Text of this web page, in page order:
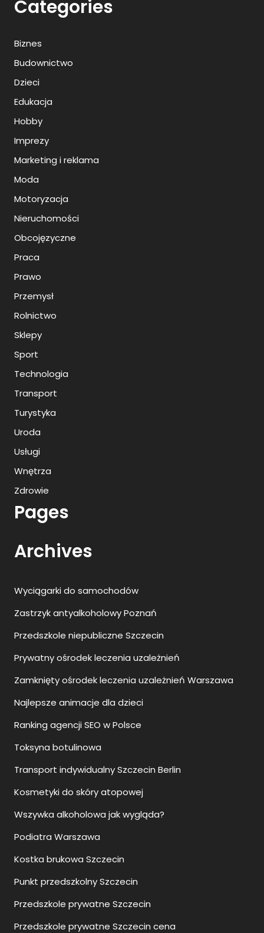
Categories
Biznes
Budownictwo
Dzieci
Edukacja
Hobby
Imprezy
Marketing i reklama
Moda
Motoryzacja
Nieruchomości
Obcojęzyczne
Praca
Prawo
Przemysł
Rolnictwo
Sklepy
Sport
Technologia
Transport
Turystyka
Uroda
Usługi
Wnętrza
Zdrowie
Pages
Archives
Wyciągarki do samochodów
Zastrzyk antyalkoholowy Poznań
Przedszkole niepubliczne Szczecin
Prywatny ośrodek leczenia uzależnień
Zamknięty ośrodek leczenia uzależnień Warszawa
Najlepsze animacje dla dzieci
Ranking agencji SEO w Polsce
Toksyna botulinowa
Transport indywidualny Szczecin Berlin
Kosmetyki do skóry atopowej
Wszywka alkoholowa jak wygląda?
Podiatra Warszawa
Kostka brukowa Szczecin
Punkt przedszkolny Szczecin
Przedszkole prywatne Szczecin
Przedszkole prywatne Szczecin cena